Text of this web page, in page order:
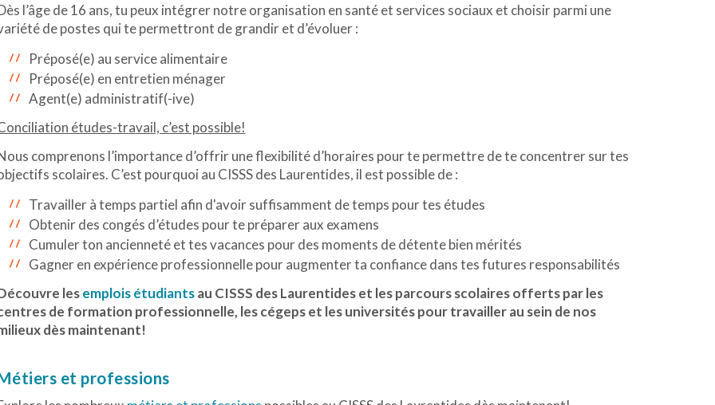
l’âge de 16 ans, tu peux intégrer notre organisation en santé et services sociaux et choisir parmi une
de postes qui te permettront de grandir et d’évoluer :
Préposé(e) au service alimentaire
Préposé(e) en entretien ménager
Agent(e) administratif(-ive)
études-travail, c’est possible!
comprenons l’importance d’offrir une flexibilité d’horaires pour te permettre de te concentrer sur tes
scolaires. C’est pourquoi au CISSS des Laurentides, il est possible de :
Travailler à temps partiel afin d'avoir suffisamment de temps pour tes études
Obtenir des congés d’études pour te préparer aux examens
Cumuler ton ancienneté et tes vacances pour des moments de détente bien mérités
Gagner en expérience professionnelle pour augmenter ta confiance dans tes futures responsabilités
lesemplois étudiantsau CISSS des Laurentides et les parcours scolaires offerts par les
de formation professionnelle, les cégeps et les universités pour travailler au sein de nos
dès maintenant!
et professions